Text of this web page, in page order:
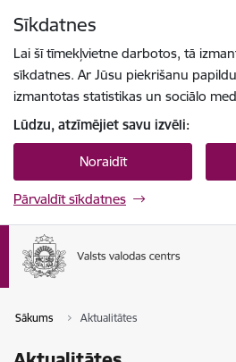
Sīkdatnes
Lai šī tīmekļvietne darbotos, tā
sīkdatnes. Ar Jūsu piekrišanu
izmantotas statistikas un sociālo
Lūdzu, atzīmējiet savu izvēli:
Noraidīt
Pārvaldīt sīkdatnes
Sākums Aktualitātes